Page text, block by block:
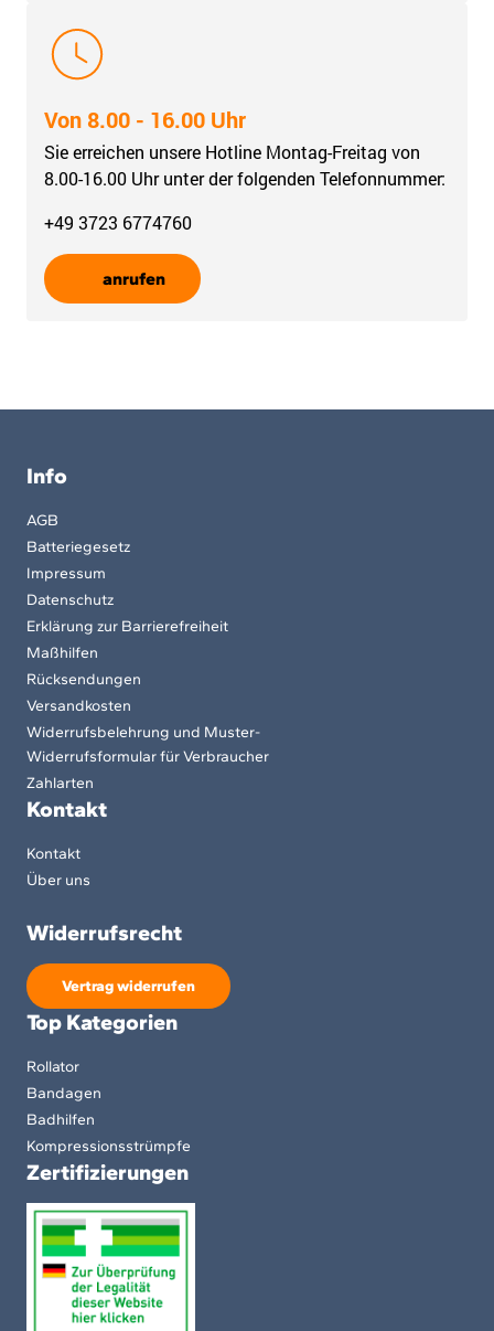
Von 8.00 - 16.00 Uhr
Sie erreichen unsere Hotline Montag-Freitag von
8.00-16.00 Uhr unter der folgenden Telefonnummer:
+49 3723 6774760
anrufen
Info
AGB
Batteriegesetz
Impressum
Datenschutz
Erklärung zur Barrierefreiheit
Maßhilfen
Rücksendungen
Versandkosten
Widerrufsbelehrung und Muster-
Widerrufsformular für Verbraucher
Zahlarten
Kontakt
Kontakt
Über uns
Widerrufsrecht
Vertrag widerrufen
Top Kategorien
Rollator
Bandagen
Badhilfen
Kompressionsstrümpfe
Zertifizierungen